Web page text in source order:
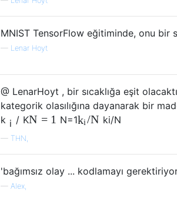
MNIST TensorFlow eğitiminde, onu bir
— Lenar Hoyt
@ LenarHoyt , bir sıcaklığa eşit
kategorik olasılığına dayanarak bir
k i / KN = 1 N=1ki /N ki/N
— THN,
'bağımsız olay ... kodlamayı
— Alex,